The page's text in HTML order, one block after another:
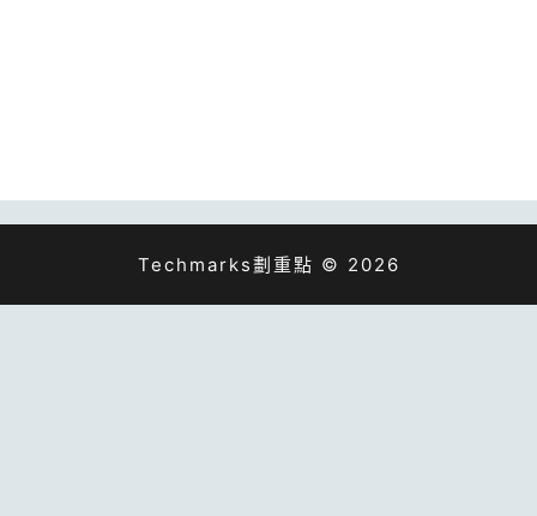
Techmarks劃重點 © 2026